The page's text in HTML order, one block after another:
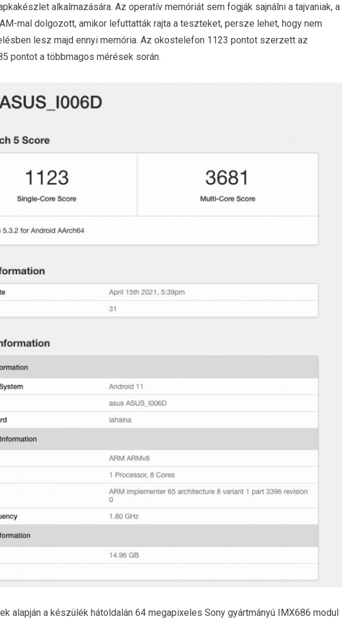
alkalmazására. Az operatív memóriát sem fogják sajnálni a tajvaniak, a
mal dolgozott, amikor lefuttatták rajta a teszteket, persze lehet, hogy nem
lesz majd ennyi memória. Az okostelefon 1123 pontot szerzett az
pontot a többmagos mérések során.
alapján a készülék hátoldalán 64 megapixeles Sony gyártmányú IMX686 modul